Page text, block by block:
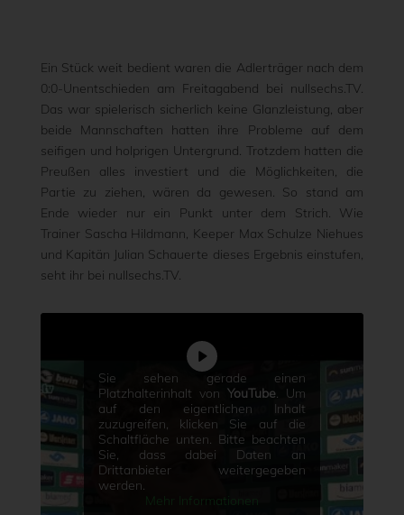
Ein Stück weit bedient waren die Adlerträger nach dem
0:0-Unentschieden am Freitagabend bei nullsechs.TV.
Das war spielerisch sicherlich keine Glanzleistung, aber
beide Mannschaften hatten ihre Probleme auf dem
seifigen und holprigen Untergrund. Trotzdem hatten die
Preußen alles investiert und die Möglichkeiten, die
Partie zu ziehen, wären da gewesen. So stand am
Ende wieder nur ein Punkt unter dem Strich. Wie
Trainer Sascha Hildmann, Keeper Max Schulze Niehues
und Kapitän Julian Schauerte dieses Ergebnis einstufen,
seht ihr bei nullsechs.TV.
Sie sehen gerade einen
Platzhalterinhalt vonYouTube. Um
auf den eigentlichen Inhalt
zuzugreifen, klicken Sie auf die
Schaltfläche unten. Bitte beachten
Sie, dass dabei Daten an
Drittanbieter weitergegeben
werden.
Mehr Informationen